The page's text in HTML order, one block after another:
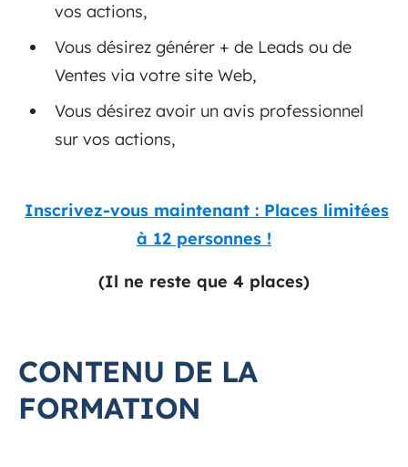
vos actions,
Vous désirez générer + de Leads ou de
Ventes via votre site Web,
Vous désirez avoir un avis professionnel
sur vos actions,
Inscrivez-vous maintenant : Places limitées
à 12 personnes !
(Il ne reste que 4 places)
CONTENU DE LA
FORMATION